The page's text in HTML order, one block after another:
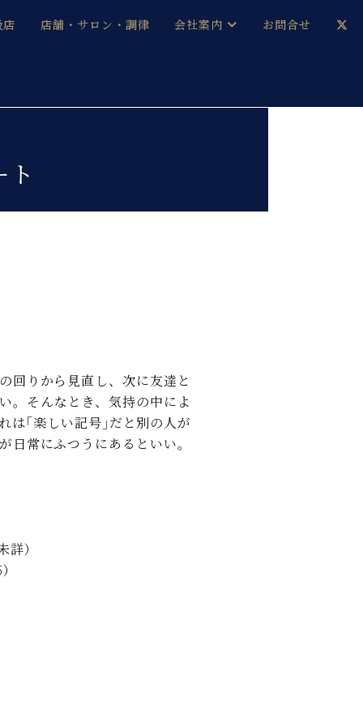
C.ベヒシュタイン レジデンス
アップライトピアノ
店 店舗・サロン・調律
社：八王子・技術営業センター
会社案内
ベヒシュタイン・ジャパンブログ
お問合せ
回りから見直し、次に友達と
。そんなとき、気持の中によ
は｢楽しい記号｣だと別の人が
日常にふつうにあるといい。
詳）